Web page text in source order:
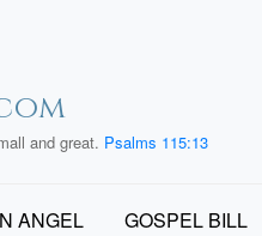
and great. Psalms 115:13
ANGEL GOSPEL BILL